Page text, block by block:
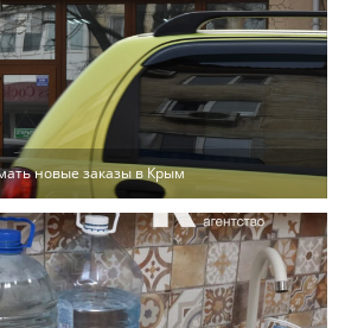
новые заказы в Крым